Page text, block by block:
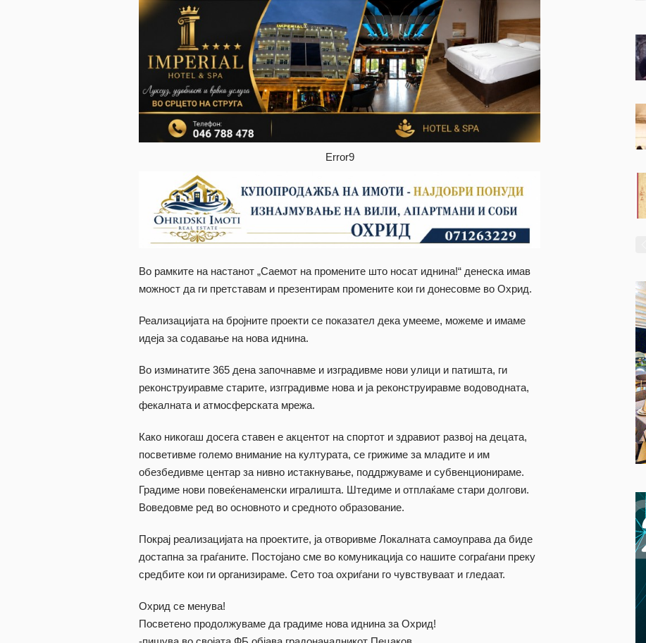
Error9
Во рамките на настанот „Саемот на промените што носат иднина!“ денеска имав
можност да ги претставам и презентирам промените кои ги донесовме во Охрид.
Реализацијата на бројните проекти се показател дека умееме, можеме и имаме
идеја за содавање на нова иднина.
Во изминатите 365 дена започнавме и изградивме нови улици и патишта, ги
реконструиравме старите, изгградивме нова и ја реконструиравме водоводната,
фекалната и атмосферската мрежа.
Како никогаш досега ставен е акцентот на спортот и здравиот развој на децата,
посветивме големо внимание на културата, се грижиме за младите и им
обезбедивме центар за нивно истакнување, поддржуваме и субвенционираме.
Градиме нови повеќенаменски игралишта. Штедиме и отплаќаме стари долгови.
Воведовме ред во основното и средното образование.
Покрај реализацијата на проектите, ја отворивме Локалната самоуправа да биде
достапна за граѓаните. Постојано сме во комуникација со нашите сограѓани преку
средбите кои ги организираме. Сето тоа охриѓани го чувствуваат и гледаат.
Охрид се менува!
Посветено продолжуваме да градиме нова иднина за Охрид!